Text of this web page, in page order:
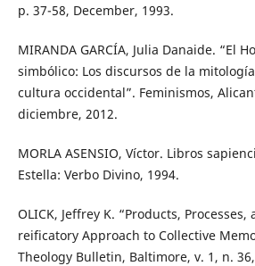
p. 37-58, December, 1993.
MIRANDA GARCÍA, Julia Danaide. “El
simbólico: Los discursos de la
cultura occidental”. Feminismos,
diciembre, 2012.
MORLA ASENSIO, Víctor. Libros
Estella: Verbo Divino, 1994.
OLICK, Jeffrey K. “Products,
reificatory Approach to Collective
Theology Bulletin, Baltimore, v. 1, n.